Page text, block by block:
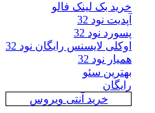
خرید بک لینک فالو
آپدیت نود 32
پسورد نود 32
اوکلی لایسنس رایگان نود 32
همیار نود 32
بهترین سئو
رایگان
خرید آنتی ویروس